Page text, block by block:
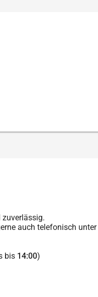
auch telefonisch unter
bis 14:00)